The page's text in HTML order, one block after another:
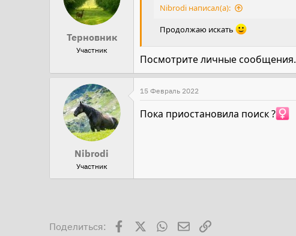
Терновник
Участник
Nibrodi написал(а):
Продолжаю искать
Посмотрите личные сообщения.
Nibrodi
Участник
15 Февраль 2022
Пока приостановила поиск ?️‍
Поделиться: FacebookWhatsAppЭлектронная почта
Ссылка